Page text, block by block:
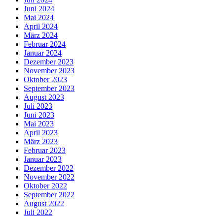
Juni 2024
Mai 2024
April 2024
März 2024
Februar 2024
Januar 2024
Dezember 2023
November 2023
Oktober 2023
September 2023
August 2023
Juli 2023
Juni 2023
Mai 2023
April 2023
März 2023
Februar 2023
Januar 2023
Dezember 2022
November 2022
Oktober 2022
September 2022
August 2022
Juli 2022